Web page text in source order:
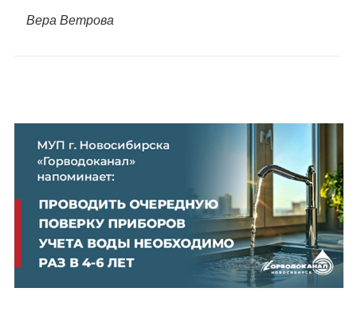
Вера Ветрова